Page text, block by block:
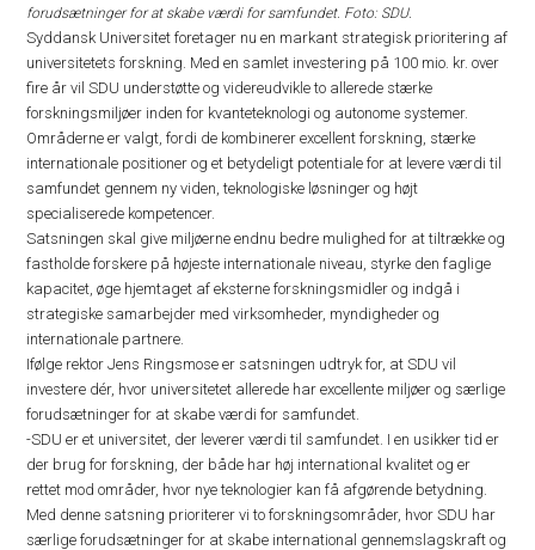
forudsætninger for at skabe værdi for samfundet. Foto: SDU.
Syddansk Universitet foretager nu en markant strategisk prioritering af
universitetets forskning. Med en samlet investering på 100 mio. kr. over
fire år vil SDU understøtte og videreudvikle to allerede stærke
forskningsmiljøer inden for kvanteteknologi og autonome systemer.
Områderne er valgt, fordi de kombinerer excellent forskning, stærke
internationale positioner og et betydeligt potentiale for at levere værdi til
samfundet gennem ny viden, teknologiske løsninger og højt
specialiserede kompetencer.
Satsningen skal give miljøerne endnu bedre mulighed for at tiltrække og
fastholde forskere på højeste internationale niveau, styrke den faglige
kapacitet, øge hjemtaget af eksterne forskningsmidler og indgå i
strategiske samarbejder med virksomheder, myndigheder og
internationale partnere.
Ifølge rektor Jens Ringsmose er satsningen udtryk for, at SDU vil
investere dér, hvor universitetet allerede har excellente miljøer og særlige
forudsætninger for at skabe værdi for samfundet.
-SDU er et universitet, der leverer værdi til samfundet. I en usikker tid er
der brug for forskning, der både har høj international kvalitet og er
rettet mod områder, hvor nye teknologier kan få afgørende betydning.
Med denne satsning prioriterer vi to forskningsområder, hvor SDU har
særlige forudsætninger for at skabe international gennemslagskraft og